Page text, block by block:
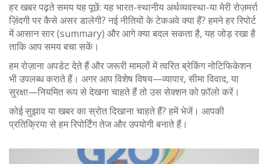
हर खबर पढ़ते समय यह पूछें: यह भारत-स्थानीय अर्थव्यवस्था-या मेरी रोज़मर्रा
ज़िंदगी पर कैसे असर डालेगी? नई नीतियों के टेकअवे क्या हैं? हमने हर रिपोर्ट
में आसान सार (summary) और आगे क्या बदल सकता है, यह जोड़ रखा है
ताकि आप समय बचा सकें।
हम रोज़ाना अपडेट देते हैं और जरूरी मामलों में त्वरित ब्रेकिंग नोटिफिकेशन
भी उपलब्ध कराते हैं। अगर आप विशेष विषय—व्यापार, सीमा विवाद, या
सुरक्षा—नियमित रूप से देखना चाहते हैं तो उस सेक्शन को फ़ॉलो करें।
कोई सुझाव या खबर का स्रोत दिखाना चाहते हैं? हमें भेजें। आपकी
प्रतिक्रिया से हम रिपोर्टिंग तेज और उपयोगी बनाते हैं।